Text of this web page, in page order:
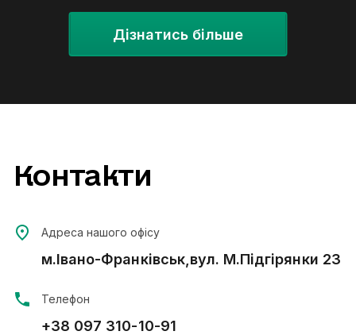
Дізнатись більше
Контакти
Адреса нашого офісу
м.Івано-Франківськ,вул. М.Підгірянки 23
Телефон
+38 097 310-10-91